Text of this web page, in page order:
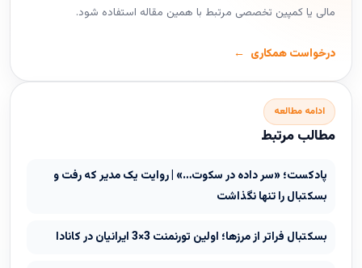
مالی یا کمپین تخصصی مرتبط با همین مقاله استفاده شود.
درخواست همکاری
ادامه مطالعه
مطالب مرتبط
پادکست؛ «سر داده در سکوت…» | روایت یک مدیر که رفت و
بسکتبال را تنها نگذاشت
بسکتبال فراتر از مرزها؛ اولین تورنمنت 3×3 ایرانیان در کانادا